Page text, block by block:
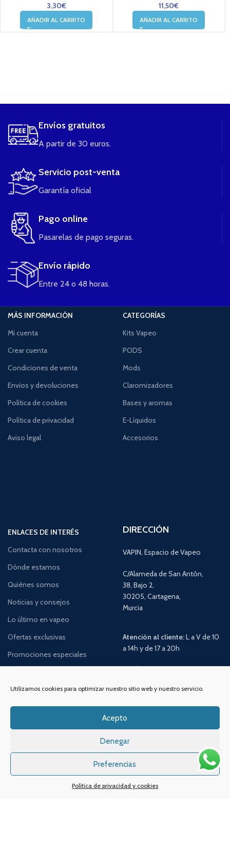
Utilizamos cookies para optimizar nuestro sitio web y nuestro servicio.
Acepto
Denegar
Preferencias
Política de privacidad y cookies
3,30€
AÑADIR AL CARRITO
11,50€
AÑADIR AL CARRITO
Envíos gratuitos
A partir de 30 euros.
Servicio post-venta
Garantía oficial
Pago online
Pasarelas de pago seguras.
Envío rápido
Entre 24 o 48 horas.
MÁS INFORMACIÓN
Mi cuenta
Crear cuenta
Condiciones de venta
Envíos y devoluciones
Política de cookies
Política de privacidad
Aviso legal
CATEGORÍAS
Kits Vapeo
PODS
Mods
Claromizadores
Bases y aromas
E-Líquidos
Accesorios
ENLACES DE INTERÉS
Contacta con nosotros
Dónde estamos
Quiénes somos
Noticias y consejos
Lo último en vapeo
Ofertas exclusivas
Promociones especiales
DIRECCIÓN
VAPIN, Espacio de Vapeo
C/Alameda de San Antón,
38, Bajo 2,
30205, Cartagena,
Murcia
Atención al cliente:L a V de 10
a 14h y de 17 a 20h
Email:info @vapeo.es